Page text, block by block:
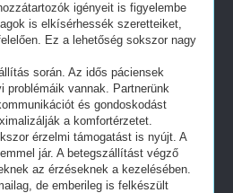
igényeit is figyelembe
is elkísérhessék szeretteiket,
Ez a lehetőség sokszor nagy
során. Az idős páciensek
problémáik vannak. Partnerünk
és gondoskodást
a komfortérzetet.
érzelmi támogatást is nyújt. A
jár. A betegszállítást végző
az érzéseknek a kezelésében.
de emberileg is felkészült